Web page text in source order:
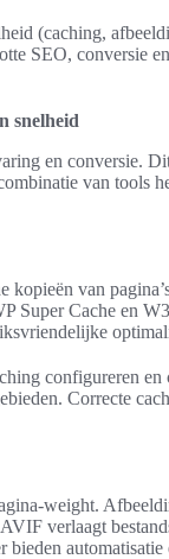
(caching,
SEO, conversie
snelheid
en conversie.
van tools
kopieën van
Super Cache en
configureren en
Correcte
weight.
verlaagt
automatisatie